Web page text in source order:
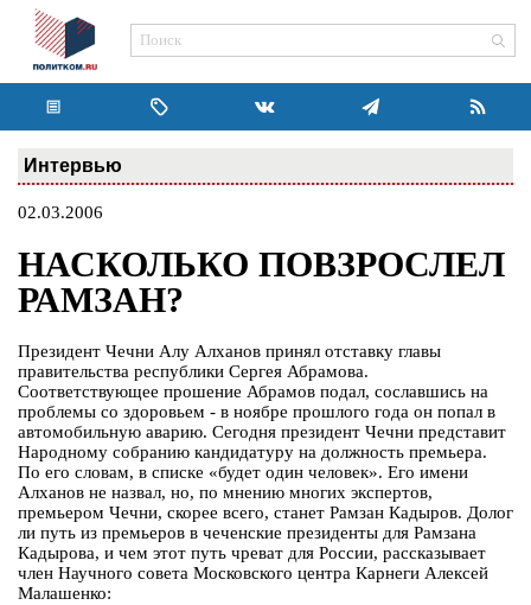
Интервью
02.03.2006
НАСКОЛЬКО ПОВЗРОСЛЕЛ
РАМЗАН?
Президент Чечни Алу Алханов принял отставку главы
правительства республики Сергея Абрамова.
Соответствующее прошение Абрамов подал, сославшись на
проблемы со здоровьем - в ноябре прошлого года он попал в
автомобильную аварию. Сегодня президент Чечни представит
Народному собранию кандидатуру на должность премьера.
По его словам, в списке «будет один человек». Его имени
Алханов не назвал, но, по мнению многих экспертов,
премьером Чечни, скорее всего, станет Рамзан Кадыров. Долог
ли путь из премьеров в чеченские президенты для Рамзана
Кадырова, и чем этот путь чреват для России, рассказывает
член Научного совета Московского центра Карнеги Алексей
Малашенко: